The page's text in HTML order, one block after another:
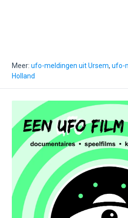
Meer: ufo-meldingen uit Ursem, ufo-
Holland